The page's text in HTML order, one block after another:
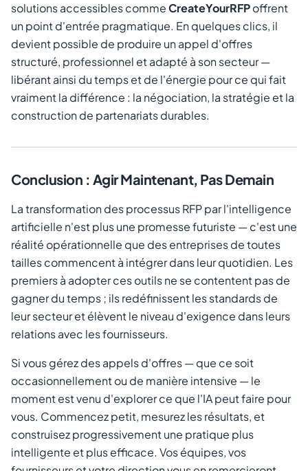
solutions accessibles commeCreateYourRFPoffrent
un point d'entrée pragmatique. En quelques clics, il
devient possible de produire un appel d'offres
structuré, professionnel et adapté à son secteur —
libérant ainsi du temps et de l'énergie pour ce qui fait
vraiment la différence : la négociation, la stratégie et la
construction de partenariats durables.
Conclusion : Agir Maintenant, Pas Demain
La transformation des processus RFP par l'intelligence
artificielle n'est plus une promesse futuriste — c'est une
réalité opérationnelle que des entreprises de toutes
tailles commencent à intégrer dans leur quotidien. Les
premiers à adopter ces outils ne se contentent pas de
gagner du temps ; ils redéfinissent les standards de
leur secteur et élèvent le niveau d'exigence dans leurs
relations avec les fournisseurs.
Si vous gérez des appels d'offres — que ce soit
occasionnellement ou de manière intensive — le
moment est venu d'explorer ce que l'IA peut faire pour
vous. Commencez petit, mesurez les résultats, et
construisez progressivement une pratique plus
intelligente et plus efficace. Vos équipes, vos